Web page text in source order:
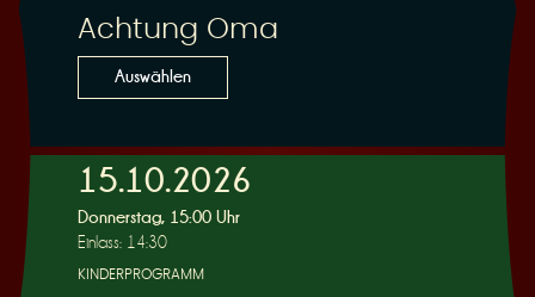
Achtung Oma
Auswählen
15.10.2026
Donnerstag, 15:00 Uhr
Einlass: 14:30
KINDERPROGRAMM